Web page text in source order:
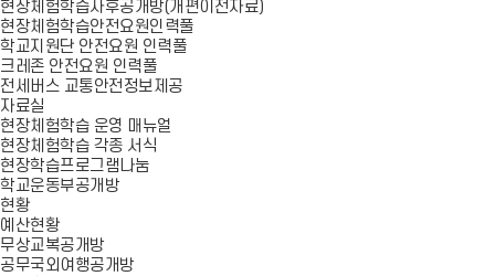
현장체험학습사후공개방(개편이전자료)
현장체험학습안전요원인력풀
학교지원단 안전요원 인력풀
크레존 안전요원 인력풀
전세버스 교통안전정보제공
자료실
현장체험학습 운영 매뉴얼
현장체험학습 각종 서식
현장학습프로그램나눔
학교운동부공개방
현황
예산현황
무상교복공개방
공무국외여행공개방